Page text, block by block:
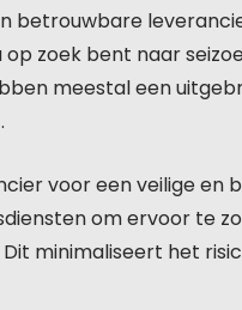
betrouwbare
zoek bent naar
meestal een
voor een veilige en
om ervoor te
minimaliseert het